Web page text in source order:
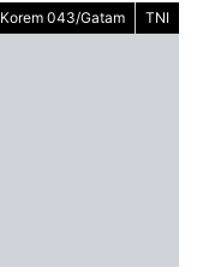
Korem 043/Gatam TNI